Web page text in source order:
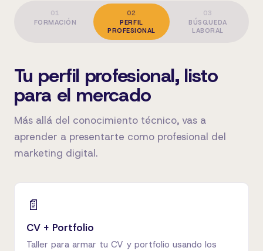
01
FORMACIÓN
02
PERFIL
PROFESIONAL
03
BÚSQUEDA
LABORAL
Tu perfil profesional, listo
para el mercado
Más allá del conocimiento técnico, vas a
aprender a presentarte como profesional del
marketing digital.
📄
CV + Portfolio
Taller para armar tu CV y portfolio usando los